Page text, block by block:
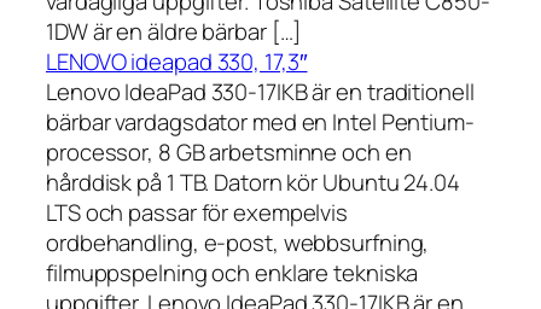
1DW är en äldre bärbar […]
LENOVO ideapad 330, 17,3″
Lenovo IdeaPad 330-17IKB är en traditionell
bärbar vardagsdator med en Intel Pentium-
processor, 8 GB arbetsminne och en
hårddisk på 1 TB. Datorn kör Ubuntu 24.04
LTS och passar för exempelvis
ordbehandling, e-post, webbsurfning,
filmuppspelning och enklare tekniska